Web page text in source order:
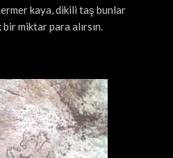
kaya, dikili taş bunlar
miktar para alırsın.